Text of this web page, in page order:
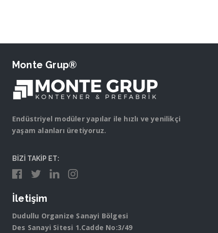
Monte Grup®
Endüstriyel modüler yapılar ile hızlı ve yenilikçi
yaşam alanları üretiyoruz.
BİZİ TAKİP ET:
İletişim
Dudullu Organize Sanayi Bölgesi
Des Sanayi Sitesi 1.Cadde No:3/49